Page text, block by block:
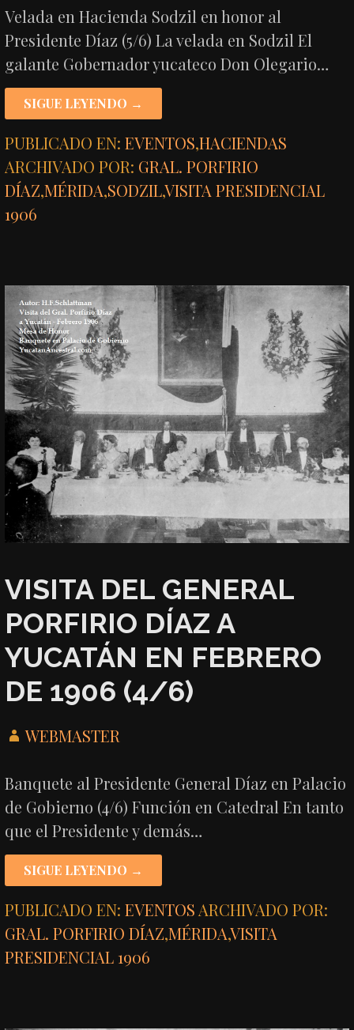
Velada en Hacienda Sodzil en honor al
Presidente Díaz (5/6) La velada en Sodzil El
galante Gobernador yucateco Don Olegario…
SIGUE LEYENDO →
PUBLICADO EN:EVENTOS,HACIENDAS
ARCHIVADO POR: GRAL. PORFIRIO
DÍAZ,MÉRIDA,SODZIL,VISITA PRESIDENCIAL
1906
VISITA DEL GENERAL
PORFIRIO DÍAZ A
YUCATÁN EN FEBRERO
DE 1906 (4/6)
WEBMASTER
Banquete al Presidente General Díaz en Palacio
de Gobierno (4/6) Función en Catedral En tanto
que el Presidente y demás…
SIGUE LEYENDO →
PUBLICADO EN:EVENTOS ARCHIVADO POR:
GRAL. PORFIRIO DÍAZ,MÉRIDA,VISITA
PRESIDENCIAL 1906